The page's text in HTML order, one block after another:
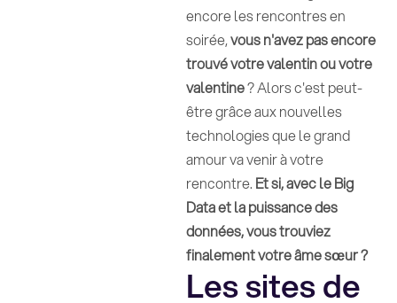
encore les rencontres en
soirée,vous n'avez pas encore
trouvé votre valentin ou votre
valentine? Alors c'est peut-
être grâce aux nouvelles
technologies que le grand
amour va venir à votre
rencontre. Et si, avec le Big
Data et la puissance des
données, vous trouviez
finalement votre âme sœur ?
Les sites de